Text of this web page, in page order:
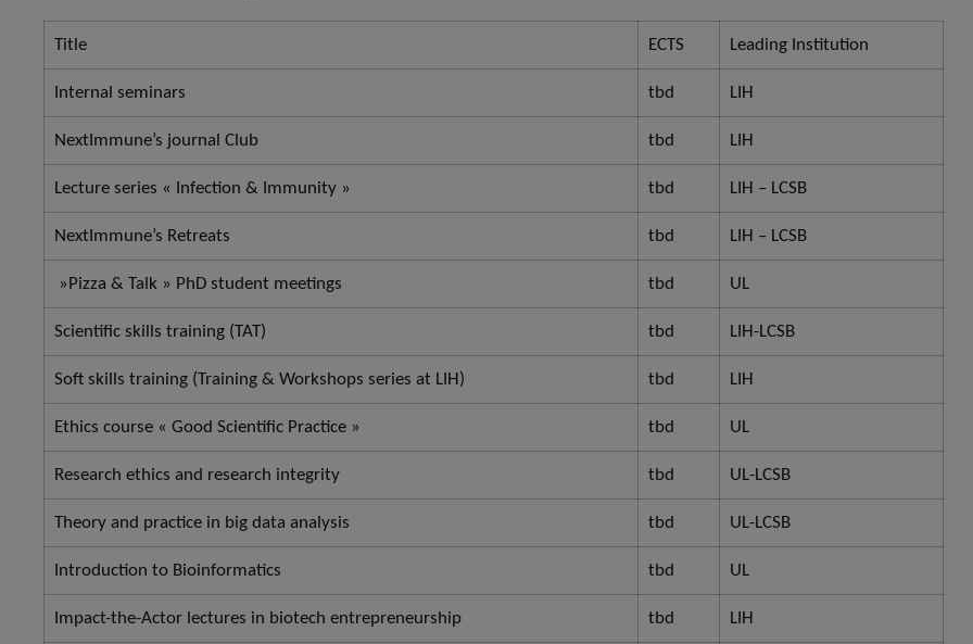
Title ​ECTS ​Leading Institution
Internal seminars tbd​ ​LIH
NextImmune’s journal Club ​tbd ​LIH
​Lecture series « Infection & Immunity » ​tbd ​LIH – LCSB
​NextImmune’s Retreats ​tbd ​LIH – LCSB
​ »Pizza & Talk » PhD student meetings ​tbd ​UL
​Scientific skills training (TAT) ​tbd ​LIH-LCSB
​Soft skills training (Training & Workshops series at LIH) tbd​ ​LIH
​Ethics course « Good Scientific Practice » tbd UL
​Research ethics and research integrity ​tbd ​UL-LCSB
​Theory and practice in big data analysis ​tbd ​UL-LCSB
Introduction to Bioinformatics ​tbd ​UL
​Impact-the-Actor lectures in biotech entrepreneurship ​tbd ​LIH